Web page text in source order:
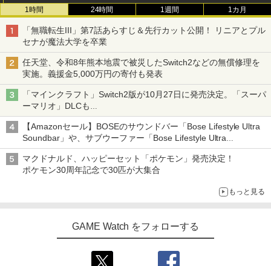
1時間 24時間 1週間 1カ月
「無職転生III」第7話あらすじ＆先行カット公開！ リニアとプル
セナが魔法大学を卒業
任天堂、令和8年熊本地震で被災したSwitch2などの無償修理を
実施。義援金5,000万円の寄付も発表
「マインクラフト」Switch2版が10月27日に発売決定。「スーパ
ーマリオ」DLCも
Switch版からのアップグレードも可能に
【Amazonセール】BOSEのサウンドバー「Bose Lifestyle Ultra
Soundbar」や、サブウーファー「Bose Lifestyle Ultra
Subwoofer」などお買い得！
マクドナルド、ハッピーセット「ポケモン」発売決定！
ポケモン30周年記念で30匹が大集合
もっと見る
GAME Watch をフォローする